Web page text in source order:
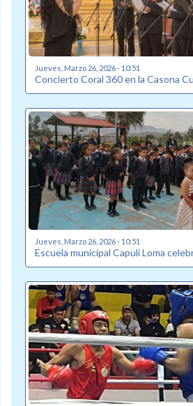
Jueves, Marzo 26, 2026 - 10:51
Concierto Coral 360 en la Casona
Jueves, Marzo 26, 2026 - 10:51
Escuela municipal Capulí Loma